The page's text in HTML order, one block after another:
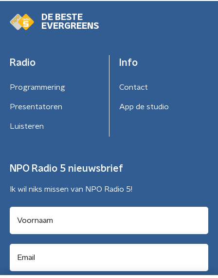
DE BESTE
EVERGREENS
Radio
Programmering
Presentatoren
Luisteren
Info
Contact
App de studio
NPO Radio 5 nieuwsbrief
Ik wil niks missen van NPO Radio 5!